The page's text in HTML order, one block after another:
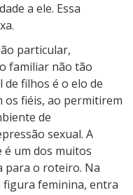
a ele. Essa
particular,
familiar não tão
de filhos é o elo de
os fiéis, ao permitirem
de
sexual. A
é um dos muitos
para o roteiro. Na
feminina, entra